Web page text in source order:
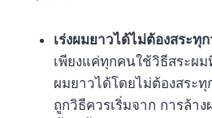
เร่งผมยาวได้ไม่ต้องสระทุ
เพียงแค่ทุกคนใช้วิธีสระผม
ผมยาวได้โดยไม่ต้องสระ
ถูกวิธีควรเริ่มจาก การล้า